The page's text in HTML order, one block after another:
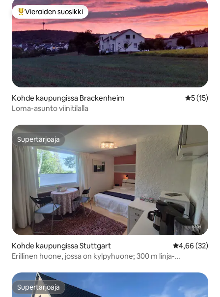
Vieraiden suosikkien parhaimmistoa
Vieraiden suosikki
Kohde kaupungissa Brackenheim
5 (15)
Loma-asunto viinitilalla
Supertarjoaja
Supertarjoaja
Kohde kaupungissa Stuttgart
4,66 (32)
Erillinen huone, jossa on kylpyhuone; 300 m linja-
Supertarjoaja
Supertarjoaja